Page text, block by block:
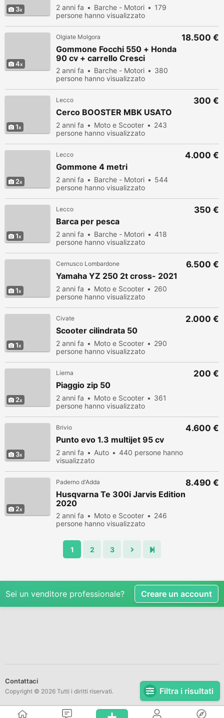
Filtra i risultati
3 2 anni fa Barche - Motori
179
persone hanno visualizzato
4
Olgiate Molgora
Gommone Focchi 550 + Honda
90 cv + carrello Cresci
2 anni fa Barche - Motori
380
persone hanno visualizzato
18.500 €
1
Lecco
Cerco BOOSTER MBK USATO
2 anni fa Moto e Scooter
243
persone hanno visualizzato
300 €
2
Lecco
Gommone 4 metri
2 anni fa Barche - Motori
544
persone hanno visualizzato
4.000 €
1
Lecco
Barca per pesca
2 anni fa Barche - Motori
418
persone hanno visualizzato
350 €
1
Cernusco Lombardone
Yamaha YZ 250 2t cross- 2021
2 anni fa Moto e Scooter
260
persone hanno visualizzato
6.500 €
1
Civate
Scooter cilindrata 50
2 anni fa Moto e Scooter
290
persone hanno visualizzato
2.000 €
2
Lierna
Piaggio zip 50
2 anni fa Moto e Scooter
361
persone hanno visualizzato
200 €
3
Brivio
Punto evo 1.3 multijet 95 cv
2 anni fa Auto
440 persone hanno
visualizzato
4.600 €
2
Paderno d'Adda
Husqvarna Te 300i Jarvis Edition
2020
2 anni fa Moto e Scooter
246
persone hanno visualizzato
8.490 €
1 2 3
Sei un venditore professionale? Creare un account
Contattaci
Copyright © 2026 Tutti i diritti riservati.